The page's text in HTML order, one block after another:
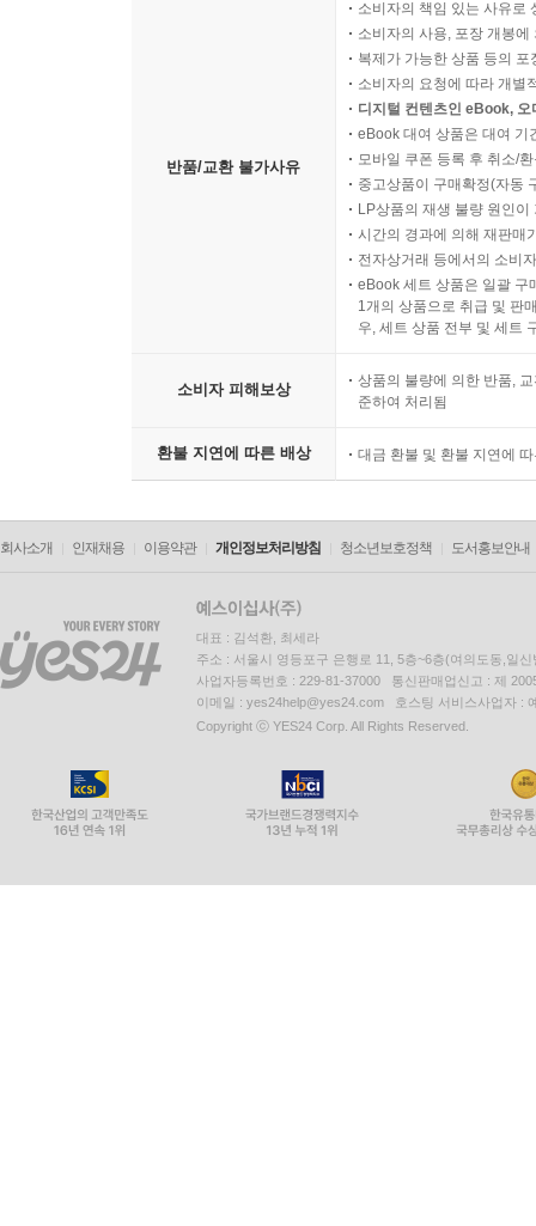
반품/교환 불가사유
소비자의 책임 있는 사유로
소비자의 사용, 포장 개봉
복제가 가능한 상품 등의
소비자의 요청에 따라 개별
디지털 컨텐츠인 eBook,
eBook 대여 상품은 대여 기
모바일 쿠폰 등록 후 취소/
중고상품이 구매확정(자동
LP상품의 재생 불량 원인
시간의 경과에 의해 재판매
전자상거래 등에서의 소비
eBook 세트 상품은 일괄 구
1개의 상품으로 취급 및 판
우, 세트 상품 전부 및 세트
소비자 피해보상
상품의 불량에 의한 반품,
준하여 처리됨
환불 지연에 따른 배상 대금 환불 및 환불 지연에
회사소개 인재채용 이용약관 개인정보처리방침 청소년보호정책 도서홍보안내
대표 : 김석환, 최세라
주소 : 서울시 영등포구 은행로 11, 5층~6층(여의도동,일신
사업자등록번호 : 229-81-37000 통신판매업신고 : 제
이메일 : yes24help@yes24.com 호스팅 서비스사업자 :
Copyright ⓒ YES24 Corp. All Rights Reserved.